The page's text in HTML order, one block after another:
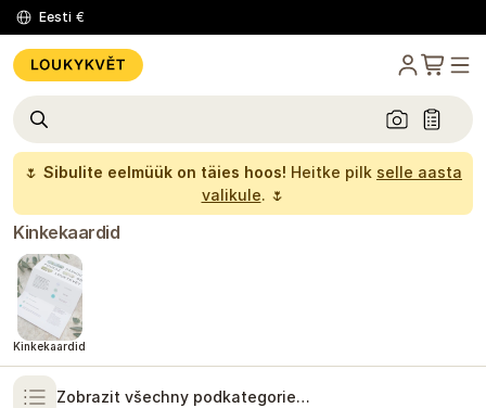
Eesti €
🌷 Sibulite eelmüük on täies hoos! Heitke pilk selle aasta
valikule. 🌷
Kinkekaardid
Kinkekaardid
Zobrazit všechny podkategorie…